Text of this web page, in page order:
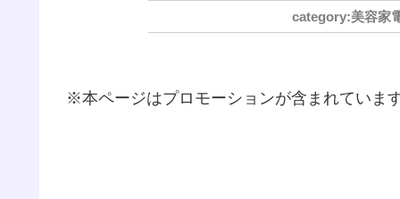
美容家
※本ページはプロモーションが含まれていま